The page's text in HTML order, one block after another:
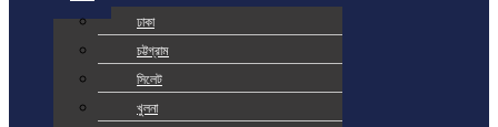
ঢাকা
চট্টগ্রাম
সিলেট
খুলনা